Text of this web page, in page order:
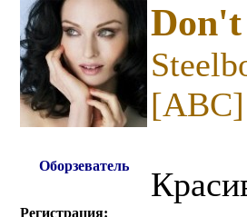
Оборзеватель
Регистрация:
[ABC]